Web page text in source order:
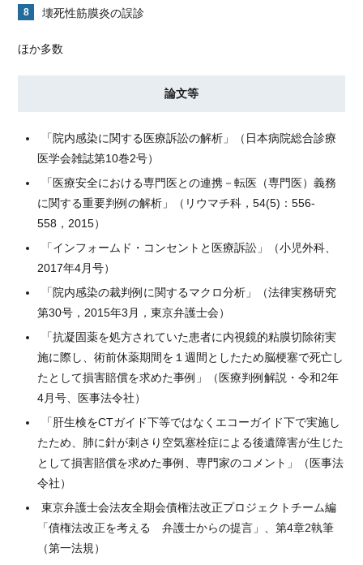
壊死性筋膜炎の誤診
ほか多数
論文等
「院内感染に関する医療訴訟の解析」（日本病院総合診療
医学会雑誌第10巻2号）
「医療安全における専門医との連携－転医（専門医）義務
に関する重要判例の解析」（リウマチ科，54(5)：556-
558，2015）
「インフォームド・コンセントと医療訴訟」（小児外科、
2017年4月号）
「院内感染の裁判例に関するマクロ分析」（法律実務研究
第30号，2015年3月，東京弁護士会）
「抗凝固薬を処方されていた患者に内視鏡的粘膜切除術実
施に際し、術前休薬期間を１週間としたため脳梗塞で死亡し
たとして損害賠償を求めた事例」（医療判例解説・令和2年
4月号、医事法令社）
「肝生検をCTガイド下等ではなくエコーガイド下で実施し
たため、肺に針が刺さり空気塞栓症による後遺障害が生じた
として損害賠償を求めた事例、専門家のコメント」（医事法
令社）
東京弁護士会法友全期会債権法改正プロジェクトチーム編
「債権法改正を考える 弁護士からの提言」、第4章2執筆
（第一法規）